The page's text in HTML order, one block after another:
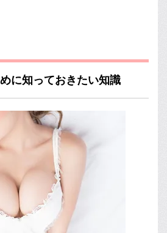
に知っておきたい知識